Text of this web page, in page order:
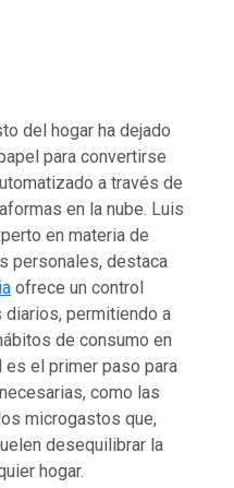
del hogar ha dejado
para convertirse
a través de
en la nube. Luis
en materia de
personales, destaca
ofrece un control
permitiendo a
de consumo en
el primer paso para
como las
microgastos que,
desequilibrar la
hogar.